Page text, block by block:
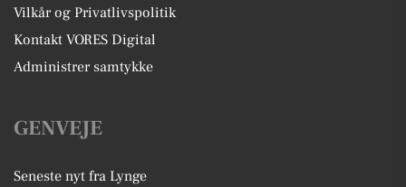
Vilkår og Privatlivspolitik
Kontakt VORES Digital
Administrer samtykke
GENVEJE
Seneste nyt fra Lynge